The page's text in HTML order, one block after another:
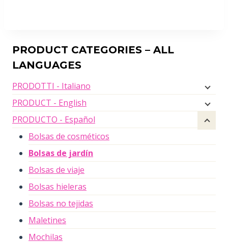
PRODUCT CATEGORIES – ALL
LANGUAGES
PRODOTTI - Italiano
PRODUCT - English
PRODUCTO - Español
Bolsas de cosméticos
Bolsas de jardín
Bolsas de viaje
Bolsas hieleras
Bolsas no tejidas
Maletines
Mochilas